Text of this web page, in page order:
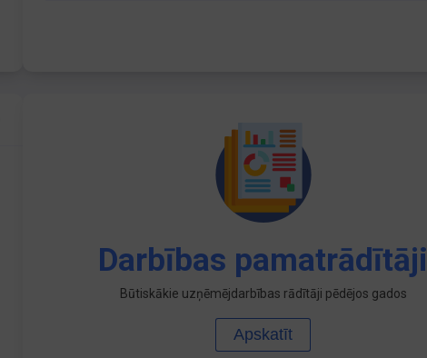
Darbības pamatrādītāji
Būtiskākie uzņēmējdarbības rādītāji pēdējos gados
Apskatīt